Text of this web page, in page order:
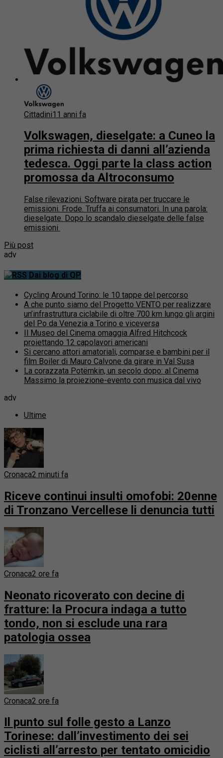
Cittadini11 anni fa
Volkswagen, dieselgate: a Cuneo la
prima richiesta di danni all’azienda
tedesca. Oggi parte la class action
promossa da Altroconsumo
False rilevazioni. Software pirata per truccare le
emissioni. Frode. Truffa ai consumatori. In una parola:
dieselgate. Dopo lo scandalo dieselgate delle false
emissioni
Più post
adv
Dai blog di QP
Cycling Around Torino: le 10 tappe del percorso
A che punto siamo del Progetto VENTO per realizzare
un’infrastruttura ciclabile di oltre 700 km lungo gli argini
del Po da Venezia a Torino e viceversa
Il Museo del Cinema omaggia Alfred Hitchcock
proiettando 12 capolavori americani
Si cercano attori amatoriali, comparse e bambini per il
film Boiler di Mauro Calvone da girare in Val Susa
La corazzata Potëmkin, un secolo dopo: al Cinema
Massimo la proiezione-evento con musica dal vivo
adv
Ultime
Cronaca2 minuti fa
Riceve continui insulti omofobi: 20enne
di Tronzano Vercellese li denuncia tutti
Cronaca2 ore fa
Neonato ricoverato con decine di
fratture: la Procura indaga a tutto
tondo, non si esclude una rara
patologia ossea
Cronaca2 ore fa
Il punto sul folle gesto a Lanzo
Torinese: dall’investimento dei sei
ciclisti all’arresto per tentato omicidio